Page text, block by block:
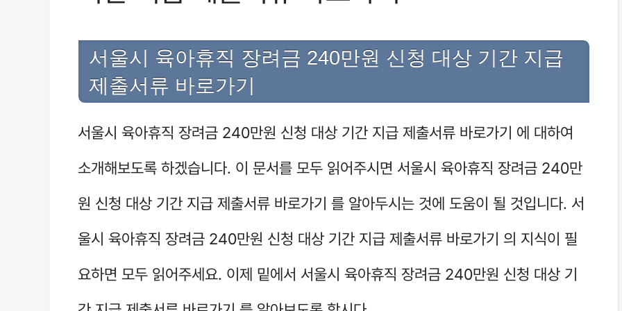
서울시 육아휴직 장려금 240만원 신청 대상 기간 지급
제출서류 바로가기
서울시 육아휴직 장려금 240만원 신청 대상 기간 지급 제출서류 바로가기 에 대하여
소개해보도록 하겠습니다. 이 문서를 모두 읽어주시면 서울시 육아휴직 장려금 240만
원 신청 대상 기간 지급 제출서류 바로가기 를 알아두시는 것에 도움이 될 것입니다. 서
울시 육아휴직 장려금 240만원 신청 대상 기간 지급 제출서류 바로가기 의 지식이 필
요하면 모두 읽어주세요. 이제 밑에서 서울시 육아휴직 장려금 240만원 신청 대상 기